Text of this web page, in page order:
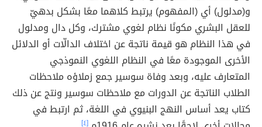
و(مدلول) أي (المفهوم) يرتبط كلاهما معًا بشكل بدهيّ
للعقل البشري مكونًا نظام لغوي مشترك، وكل دال ومدلول
في هذا النظام هو قيمة ناتجة عن اختلاف الدالّات أو الدلائل
الأخرى الموجودة معًا في النظام اللغوي النموذجي
المتعارف عليه، وبعد وفاة سوسير جمع زملاؤه ملاحظات
الطلاب الناتجة عن الدورات مع ملاحظات سوسير ونتج عن ذلك
كتاب يعد أساس النهج البنيوي في اللغة، ثم ارتبط في
[٤]